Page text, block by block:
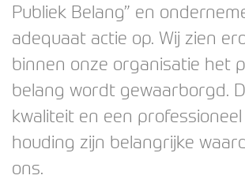
Publiek Belang” en
adequaat actie op. Wij zien
binnen onze organisatie het
belang wordt gewaarborgd.
kwaliteit en een
houding zijn belangrijke
ons.